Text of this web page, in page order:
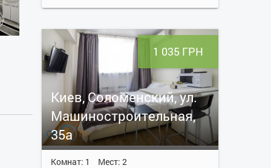
1 035 ГРН
Киев, Соломенский, ул.
Машиностроительная,
35а
Комнат: 1 Мест: 2